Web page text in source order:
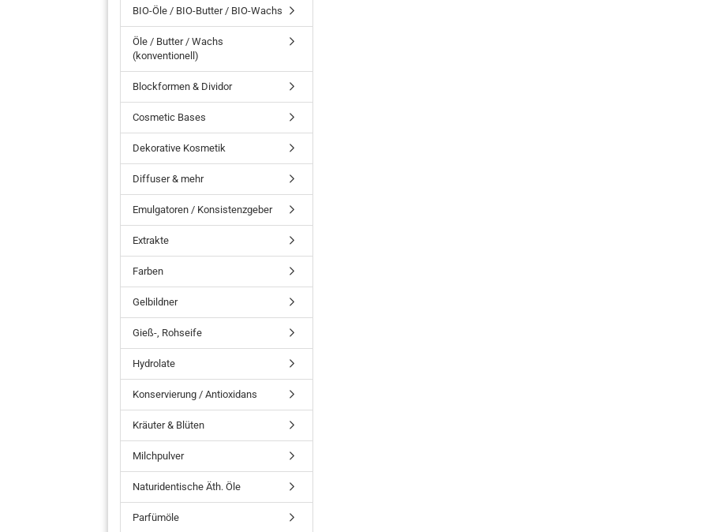
BIO-Öle / BIO-Butter / BIO-Wachs
Öle / Butter / Wachs
(konventionell)
Blockformen & Dividor
Cosmetic Bases
Dekorative Kosmetik
Diffuser & mehr
Emulgatoren / Konsistenzgeber
Extrakte
Farben
Gelbildner
Gieß-, Rohseife
Hydrolate
Konservierung / Antioxidans
Kräuter & Blüten
Milchpulver
Naturidentische Äth. Öle
Parfümöle